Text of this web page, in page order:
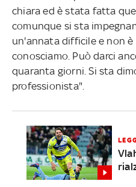
chiara ed è stata fatta
comunque si sta
un'annata difficile e non
conosciamo. Può darci
quaranta giorni. Si sta
professionista".